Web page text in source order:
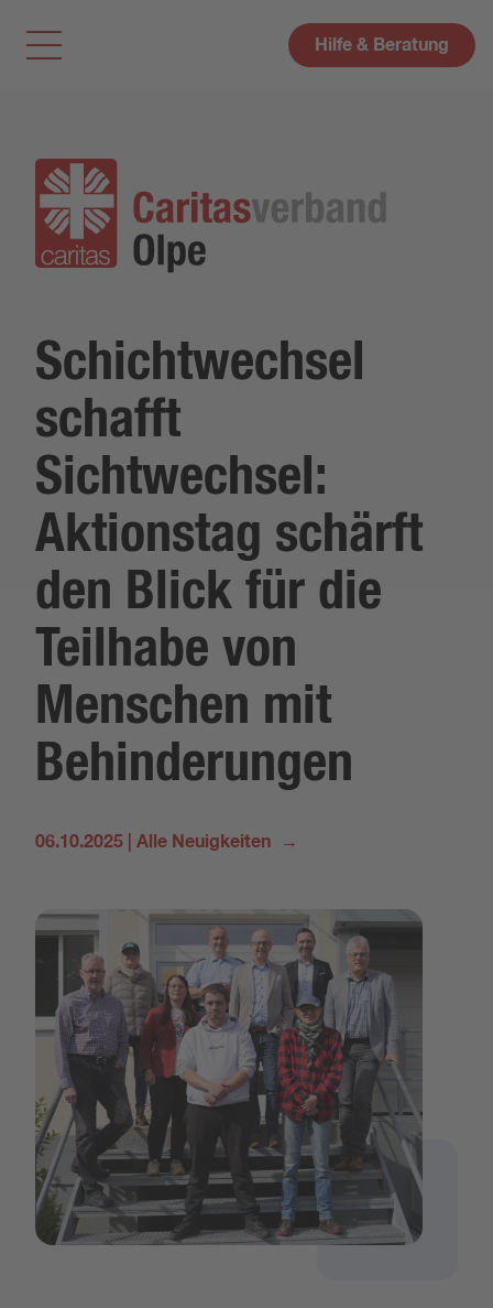
Hilfe & Beratung
Schichtwechsel
schafft
Sichtwechsel:
Aktionstag schärft
den Blick für die
Teilhabe von
Menschen mit
Behinderungen
06.10.2025 Alle Neuigkeiten